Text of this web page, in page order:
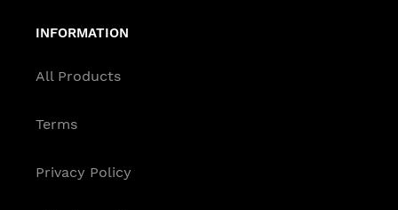
INFORMATION
All Products
Terms
Privacy Policy